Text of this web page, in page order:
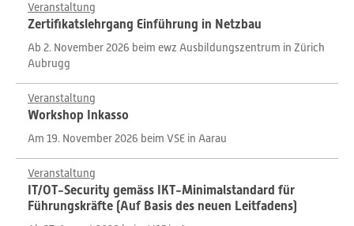
Veranstaltung
Zertifikatslehrgang Einführung in Netzbau
Ab 2. November 2026 beim ewz Ausbildungszentrum in Zürich
Aubrugg
Veranstaltung
Workshop Inkasso
Am 19. November 2026 beim VSE in Aarau
Veranstaltung
IT/OT-Security gemäss IKT-Minimalstandard für
Führungskräfte (Auf Basis des neuen Leitfadens)